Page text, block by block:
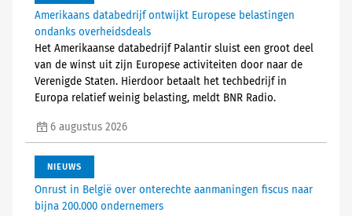
Amerikaans databedrijf ontwijkt Europese belastingen
ondanks overheidsdeals
Het Amerikaanse databedrijf Palantir sluist een groot deel
van de winst uit zijn Europese activiteiten door naar de
Verenigde Staten. Hierdoor betaalt het techbedrijf in
Europa relatief weinig belasting, meldt BNR Radio.
6 augustus 2026
NIEUWS
Onrust in België over onterechte aanmaningen fiscus naar
bijna 200.000 ondernemers